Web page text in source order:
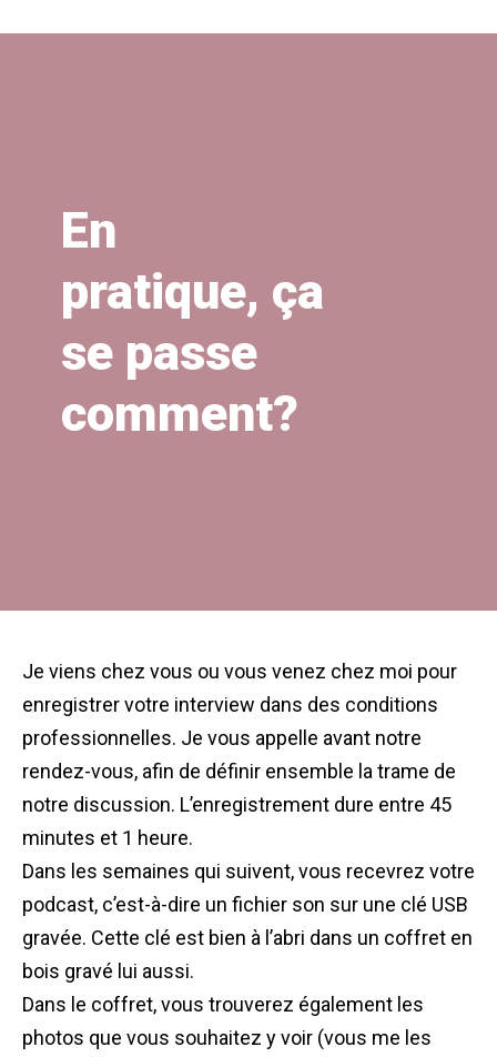
En
pratique, ça
se passe
comment?
Je viens chez vous ou vous venez chez moi pour
enregistrer votre interview dans des conditions
professionnelles. Je vous appelle avant notre
rendez-vous, afin de définir ensemble la trame de
notre discussion. L’enregistrement dure entre 45
minutes et 1 heure.
Dans les semaines qui suivent, vous recevrez votre
podcast, c’est-à-dire un fichier son sur une clé USB
gravée. Cette clé est bien à l’abri dans un coffret en
bois gravé lui aussi.
Dans le coffret, vous trouverez également les
photos que vous souhaitez y voir (vous me les